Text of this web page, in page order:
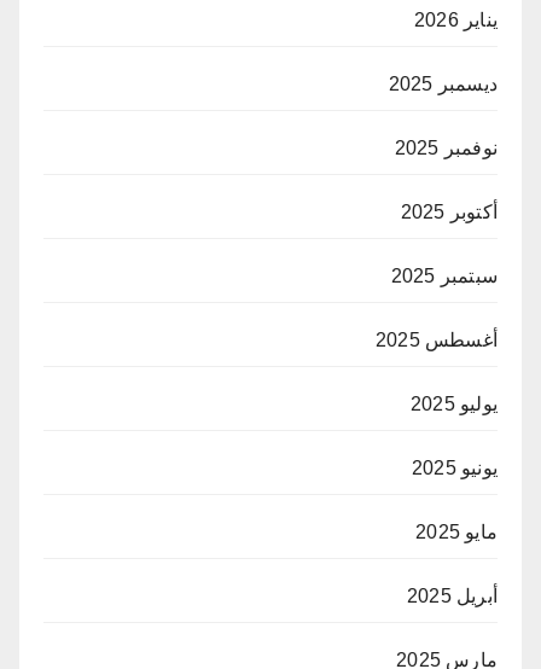
يناير 2026
ديسمبر 2025
نوفمبر 2025
أكتوبر 2025
سبتمبر 2025
أغسطس 2025
يوليو 2025
يونيو 2025
مايو 2025
أبريل 2025
مارس 2025